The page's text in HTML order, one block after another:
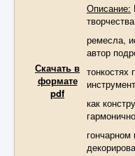
Скачать в
формате
pdf
Описание:
ремесла,
автор
тонкостях
как
гончарном